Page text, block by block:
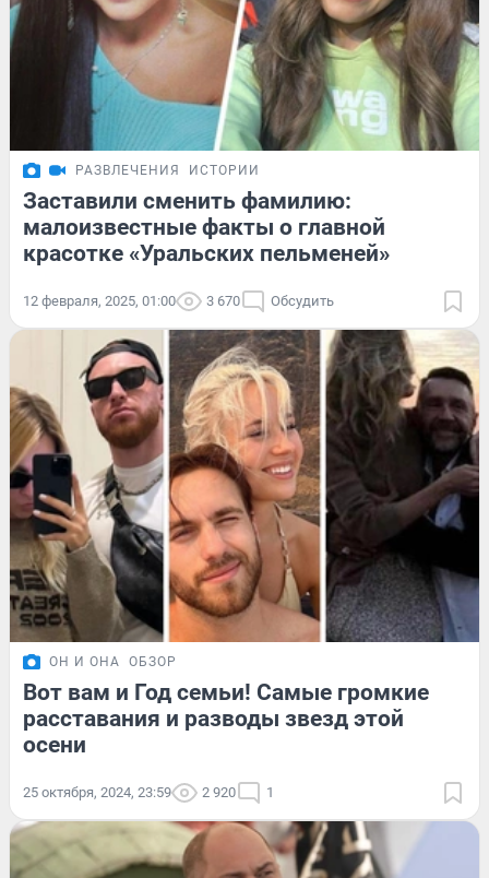
РАЗВЛЕЧЕНИЯ ИСТОРИИ
Заставили сменить фамилию:
малоизвестные факты о главной
красотке «Уральских пельменей»
12 февраля, 2025, 01:00 3 670 Обсудить
ОН И ОНА ОБЗОР
Вот вам и Год семьи! Самые громкие
расставания и разводы звезд этой
осени
25 октября, 2024, 23:59 2 920 1